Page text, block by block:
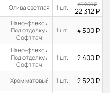
Олива светлая 1 шт. 26 250₽
22 312 ₽
Нано-флекс /
Под отделку /
Софт тач
1 шт. 4 500 ₽
Нано-флекс /
Под отделку /
Софт тач
1 шт. 2 400 ₽
Хром матовый 1 шт. 2 520 ₽